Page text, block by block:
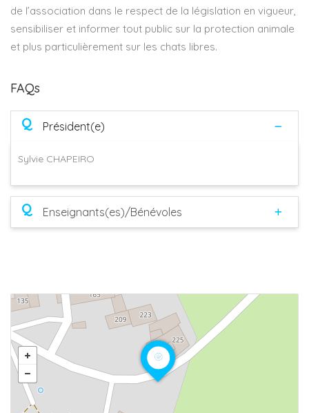
de l’association dans le respect de la législation en vigueur,
sensibiliser et informer tout public sur la protection animale
et plus particulièrement sur les chats libres.
FAQs
Q Président(e)
Sylvie CHAPEIRO
Q Enseignants(es)/Bénévoles